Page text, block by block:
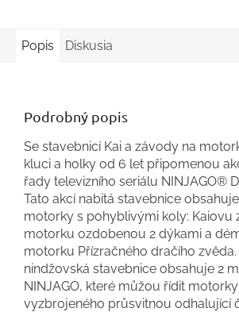
Popis Diskusia
Podrobný popis
Se stavebnicí Kai a závody na
kluci a holky od 6 let připomenou
řady televizního seriálu NINJAGO®
Tato akcí nabitá stavebnice
motorky s pohyblivými koly: Kaiovu
motorku ozdobenou 2 dýkami a
motorku Přízračného dračího zvěda.
nindžovská stavebnice obsahuje 2
NINJAGO, které můžou řídit
vyzbrojeného průsvitnou odhalující